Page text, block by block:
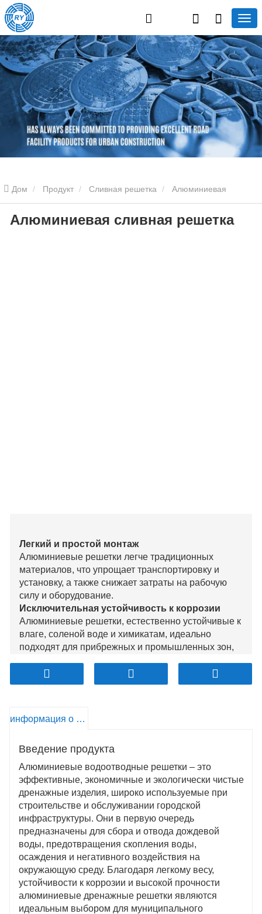
Дом Продукт Сливная решетка Алюминиевая
сливная решетка Алюминиевая сливная решетка
Алюминиевая сливная решетка
Легкий и простой монтаж
Алюминиевые решетки легче традиционных
материалов, что упрощает транспортировку и
установку, а также снижает затраты на рабочую
силу и оборудование.
Исключительная устойчивость к коррозии
Алюминиевые решетки, естественно устойчивые к
влаге, соленой воде и химикатам, идеально
подходят для прибрежных и промышленных зон,
Достаточная прочность для использования в
условиях дорожного движения
тротуаров, парковок и городских дорог,
транспортные нагрузки.
Настраиваемый и эстетичный
Алюминиевые решетки, доступные в различных
размерах, формах и вариантах отделки, могут
быть адаптированы как к функциональным, так и к
эстетическим требованиям, хорошо вписываясь в
современную среду.
Экологичность и низкие эксплуатационные
расходы
Алюминий пригоден для вторичной переработки,
он устойчив к ржавчине и требует минимального
ухода, что делает его устойчивым и экономически
эффективным выбором с течением времени.
информация о продукте
Введение продукта
Алюминиевые водоотводные решетки – это
эффективные, экономичные и экологически чистые
дренажные изделия, широко используемые при
строительстве и обслуживании городской
инфраструктуры. Они в первую очередь
предназначены для сбора и отвода дождевой
воды, предотвращения скопления воды,
осаждения и негативного воздействия на
окружающую среду. Благодаря легкому весу,
устойчивости к коррозии и высокой прочности
алюминиевые дренажные решетки являются
идеальным выбором для муниципального